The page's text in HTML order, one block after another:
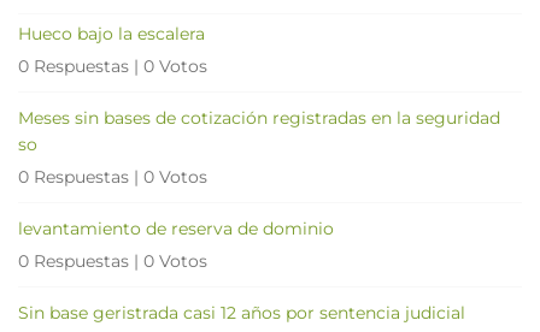
Hueco bajo la escalera
0 Respuestas | 0 Votos
Meses sin bases de cotización registradas en la seguridad
so
0 Respuestas | 0 Votos
levantamiento de reserva de dominio
0 Respuestas | 0 Votos
Sin base geristrada casi 12 años por sentencia judicial